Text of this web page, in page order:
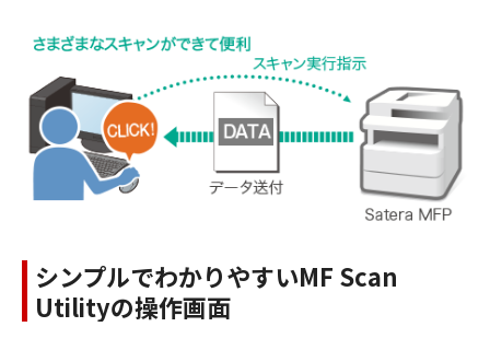
シンプルでわかりやすいMF Scan
Utilityの操作画面